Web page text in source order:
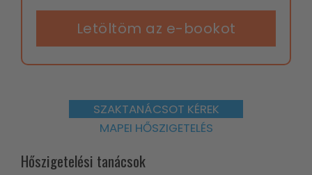
Letöltöm az e-bookot
SZAKTANÁCSOT KÉREK
MAPEI HŐSZIGETELÉS
Hőszigetelési tanácsok